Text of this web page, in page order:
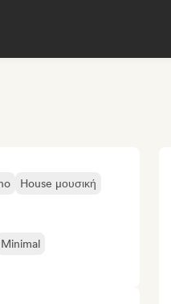
House μουσική
Minimal